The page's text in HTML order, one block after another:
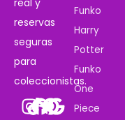
reservas
seguras
para
coleccionistas.
Funko
Harry
Potter
Funko
One
Piece